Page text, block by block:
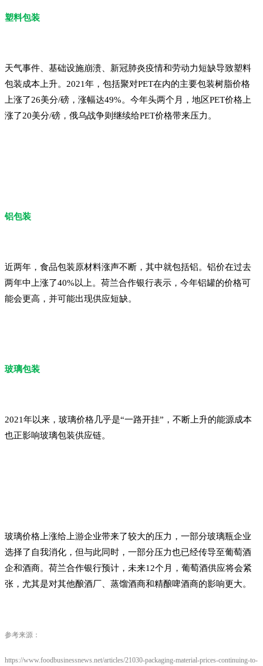
塑料包装
天气事件、基础设施崩溃、新冠肺炎疫情和劳动力短缺导致塑料
包装成本上升。2021年，包括聚对PET在内的主要包装树脂价格
上涨了26美分/磅，涨幅达49%。今年头两个月，地区PET价格上
涨了20美分/磅，俄乌战争则继续给PET价格带来压力。
铝包装
近两年，食品包装原材料涨声不断，其中就包括铝。铝价在过去
两年中上涨了40%以上。荷兰合作银行表示，今年铝罐的价格可
能会更高，并可能出现供应短缺。
玻璃包装
2021年以来，玻璃价格几乎是“一路开挂”，不断上升的能源成本
也正影响玻璃包装供应链。
玻璃价格上涨给上游企业带来了较大的压力，一部分玻璃瓶企业
选择了自我消化，但与此同时，一部分压力也已经传导至葡萄酒
企和酒商。荷兰合作银行预计，未来12个月，葡萄酒供应将会紧
张，尤其是对其他酿酒厂、蒸馏酒商和精酿啤酒商的影响更大。
参考来源：
https://www.foodbusinessnews.net/articles/21030-packaging-material-prices-continuing-to-